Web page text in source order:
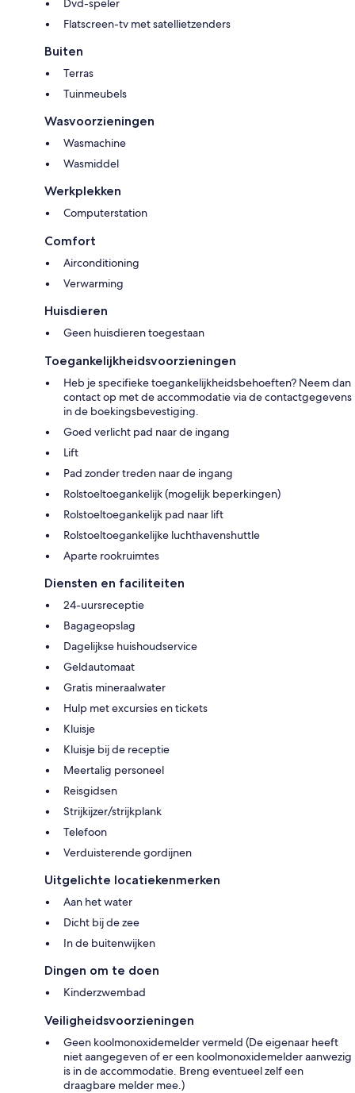
Flatscreen-tv met satellietzenders
Buiten
Terras
Tuinmeubels
Wasvoorzieningen
Wasmachine
Wasmiddel
Werkplekken
Computerstation
Comfort
Airconditioning
Verwarming
Huisdieren
Geen huisdieren toegestaan
Toegankelijkheidsvoorzieningen
Heb je specifieke toegankelijkheidsbehoeften? Neem dan
contact op met de accommodatie via de contactgegevens
in de boekingsbevestiging.
Goed verlicht pad naar de ingang
Lift
Pad zonder treden naar de ingang
Rolstoeltoegankelijk (mogelijk beperkingen)
Rolstoeltoegankelijk pad naar lift
Rolstoeltoegankelijke luchthavenshuttle
Aparte rookruimtes
Diensten en faciliteiten
24-uursreceptie
Bagageopslag
Dagelijkse huishoudservice
Geldautomaat
Gratis mineraalwater
Hulp met excursies en tickets
Kluisje
Kluisje bij de receptie
Meertalig personeel
Reisgidsen
Strijkijzer/strijkplank
Telefoon
Verduisterende gordijnen
Uitgelichte locatiekenmerken
Aan het water
Dicht bij de zee
In de buitenwijken
Dingen om te doen
Kinderzwembad
Veiligheidsvoorzieningen
Geen koolmonoxidemelder vermeld (De eigenaar heeft
niet aangegeven of er een koolmonoxidemelder aanwezig
is in de accommodatie. Breng eventueel zelf een
draagbare melder mee.)